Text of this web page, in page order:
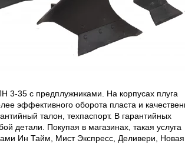
3-35 с предплужниками. На корпусах плуга
эффективного оборота пласта и
талон, техпаспорт. В гарантийных
детали. Покупая в магазинах, такая услуга
Ин Тайм, Мист Экспресс, Деливери, Новая